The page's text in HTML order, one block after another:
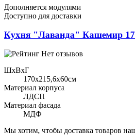
Дополняется модулями
Доступно для доставки
Кухня "Лаванда" Кашемир
Нет отзывов
ШхВхГ
170x215,6х60см
Материал корпуса
ЛДСП
Материал фасада
МДФ
Мы хотим, чтобы доставка товаров